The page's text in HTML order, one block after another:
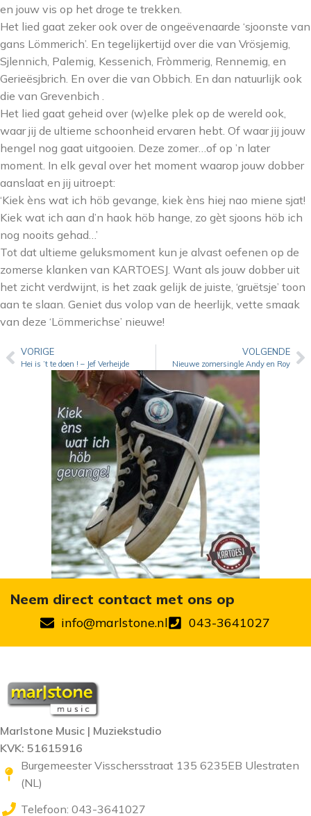
en jouw vis op het droge te trekken.
Het lied gaat zeker ook over de ongeëvenaarde ‘sjoonste van
gans Lömmerich’. En tegelijkertijd over die van Vrösjemig,
Sjlennich, Palemig, Kessenich, Fròmmerig, Rennemig, en
Gerieësjbrich. En over die van Obbich. En dan natuurlijk ook
die van Grevenbich .
Het lied gaat geheid over (w)elke plek op de wereld ook,
waar jij de ultieme schoonheid ervaren hebt. Of waar jij jouw
hengel nog gaat uitgooien. Deze zomer…of op ’n later
moment. In elk geval over het moment waarop jouw dobber
aanslaat en jij uitroept:
‘Kiek èns wat ich höb gevange, kiek èns hiej nao miene sjat!
Kiek wat ich aan d’n haok höb hange, zo gèt sjoons höb ich
nog nooits gehad…’
Tot dat ultieme geluksmoment kun je alvast oefenen op de
zomerse klanken van KARTOESJ. Want als jouw dobber uit
het zicht verdwijnt, is het zaak gelijk de juiste, ‘gruëtsje’ toon
aan te slaan. Geniet dus volop van de heerlijk, vette smaak
van deze ‘Lömmerichse’ nieuwe!
VORIGE
Hei is ’t te doen ! – Jef Verheijde
VOLGENDE
Nieuwe zomersingle Andy en Roy
Neem direct contact met ons op
info@marlstone.nl 043-3641027
Marlstone Music | Muziekstudio
KVK: 51615916
Burgemeester Visschersstraat 135 6235EB Ulestraten
(NL)
Telefoon: 043-3641027